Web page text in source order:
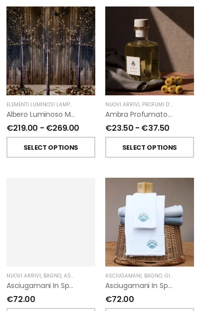
ELEMENTI LUMINOSI LAMPADE E LED NATALE,FIORIRA' UN GIARDINO
Albero Luminoso Marrone Interno-Esterno Di Fiorirà Un Giardino
€219.00 - €269.00
SELECT OPTIONS
NUOVI ARRIVI, PROFUMI D'AMBIENTE
Ambra Profumatori Per Ambiente A Bastoncini Di Chiara Firenze
€23.50 - €37.50
SELECT OPTIONS
,FIORIRA' UN GIARDINO
NUOVI ARRIVI, BAGNO, ASCIUGAMANI GIARDINO SEGRETO
Asciugamani In Spugna Con Fiori In Lino Applicati Di Giardino Segreto.
€72.00
ASCIUGAMANI, BAGNO, GIARDINO SEGRETO
Asciugamani In Spugna Con Ricami Marini Di Giardino Segreto.
€72.00